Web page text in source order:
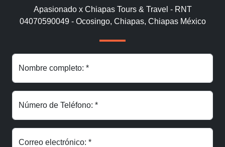
Apasionado x Chiapas Tours & Travel - RNT
04070590049 - Ocosingo, Chiapas, Chiapas México
Nombre completo: *
Número de Teléfono: *
Correo electrónico: *